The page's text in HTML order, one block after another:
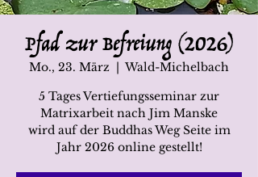
Pfad zur Befreiung (2026)
Mo., 23. März
  |
Wald-Michelbach
5 Tages Vertiefungsseminar zur
Matrixarbeit nach Jim Manske
wird auf der Buddhas Weg Seite im
Jahr 2026 online gestellt!